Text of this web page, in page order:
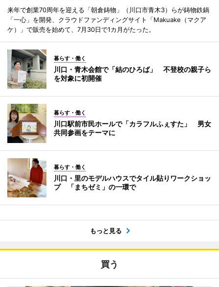
来年で創業70周年を迎える「朝倉鋳物」（川口市青木3）らが鋳物鉄鍋
「一心」を開発、クラウドファンディングサイト「Makuake（マクア
ケ）」で販売を始めて、7月30日で1カ月がたった。
暮らす・働く
川口・青木会館で「結のひろば」 不登校の親子ら
を対象に初開催
暮らす・働く
川口駅前市民ホールで「カラフルふぇすた」 男女
共同参画をテーマに
暮らす・働く
川口・里のモデルハウスでタイル貼りワークショッ
プ 「まちゼミ」の一環で
もっと見る
買う